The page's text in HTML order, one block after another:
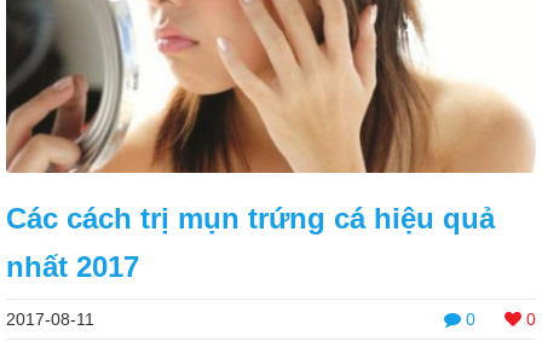
Các cách trị mụn trứng cá hiệu quả
nhất 2017
0 0
2017-08-11